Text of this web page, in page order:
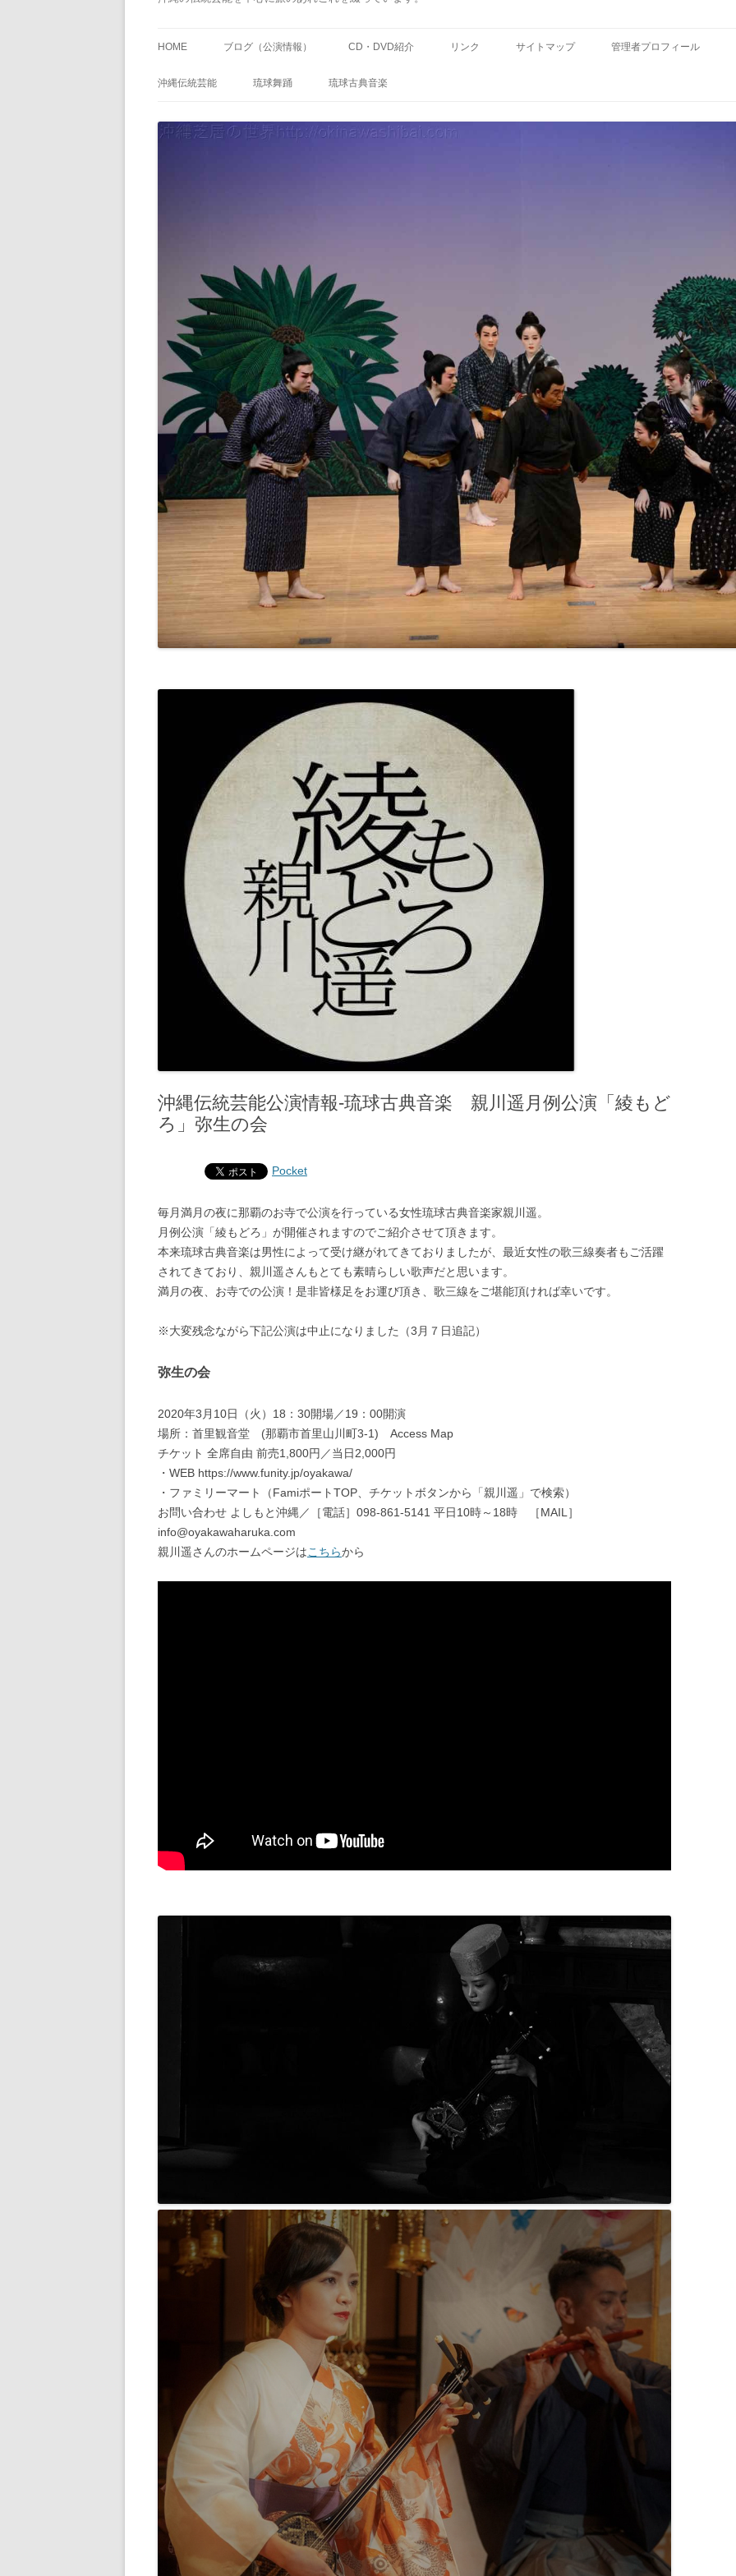
ン
ッ
HOME ブログ（公演情報） CD・DVD紹介 リンク サイトマップ 管理者プロフィール
沖縄伝統芸能 琉球舞踊 琉球古典音楽
沖縄伝統芸能公演情報-琉球古典音楽 親川遥月例公演「綾もど
ろ」弥生の会
Pocket
毎月満月の夜に那覇のお寺で公演を行っている女性琉球古典音楽家親川遥。
月例公演「綾もどろ」が開催されますのでご紹介させて頂きます。
本来琉球古典音楽は男性によって受け継がれてきておりましたが、最近女性の歌三線奏者もご活躍
されてきており、親川遥さんもとても素晴らしい歌声だと思います。
満月の夜、お寺での公演！是非皆様足をお運び頂き、歌三線をご堪能頂ければ幸いです。
※大変残念ながら下記公演は中止になりました（3月７日追記）
弥生の会
2020年3月10日（火）18：30開場／19：00開演
場所：首里観音堂 (那覇市首里山川町3-1) Access Map
チケット 全席自由 前売1,800円／当日2,000円
・WEB https://www.funity.jp/oyakawa/
・ファミリーマート（FamiポートTOP、チケットボタンから「親川遥」で検索）
お問い合わせ よしもと沖縄／［電話］098-861-5141 平日10時～18時 ［MAIL］
info@oyakawaharuka.com
親川遥さんのホームページはこちらから